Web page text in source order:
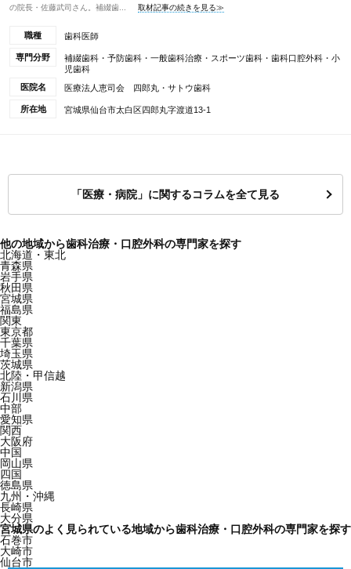
の院長・佐藤武司さん。補綴歯...
取材記事の続きを見る≫
職種 歯科医師
専門分野
補綴歯科・予防歯科・一般歯科治療・スポーツ歯科・歯科口腔外科・小
児歯科
医院名
医療法人恵司会 四郎丸・サトウ歯科
所在地 宮城県仙台市太白区四郎丸字渡道13-1
「医療・病院」に関するコラムを全て見る
他の地域から歯科治療・口腔外科の専門家を探す
北海道・東北
青森県
岩手県
秋田県
宮城県
福島県
関東
東京都
千葉県
埼玉県
茨城県
北陸・甲信越
新潟県
石川県
中部
愛知県
関西
大阪府
中国
岡山県
四国
徳島県
九州・沖縄
長崎県
大分県
宮城県のよく見られている地域から歯科治療・口腔外科の専門家を探す
石巻市
大崎市
仙台市